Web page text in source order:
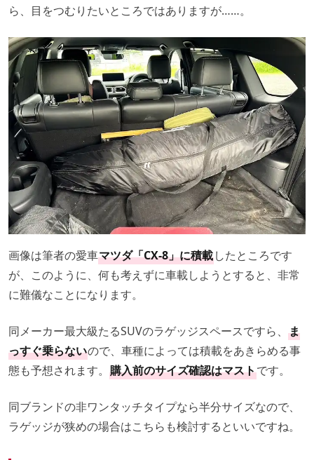
ら、目をつむりたいところではありますが……。
画像は筆者の愛車マツダ「CX-8」に積載したところです
が、このように、何も考えずに車載しようとすると、非常
に難儀なことになります。
同メーカー最大級たるSUVのラゲッジスペースですら、 ま
っすぐ乗らないので、車種によっては積載をあきらめる事
態も予想されます。 購入前のサイズ確認はマストです。
同ブランドの非ワンタッチタイプなら半分サイズなので、
ラゲッジが狭めの場合はこちらも検討するといいですね。